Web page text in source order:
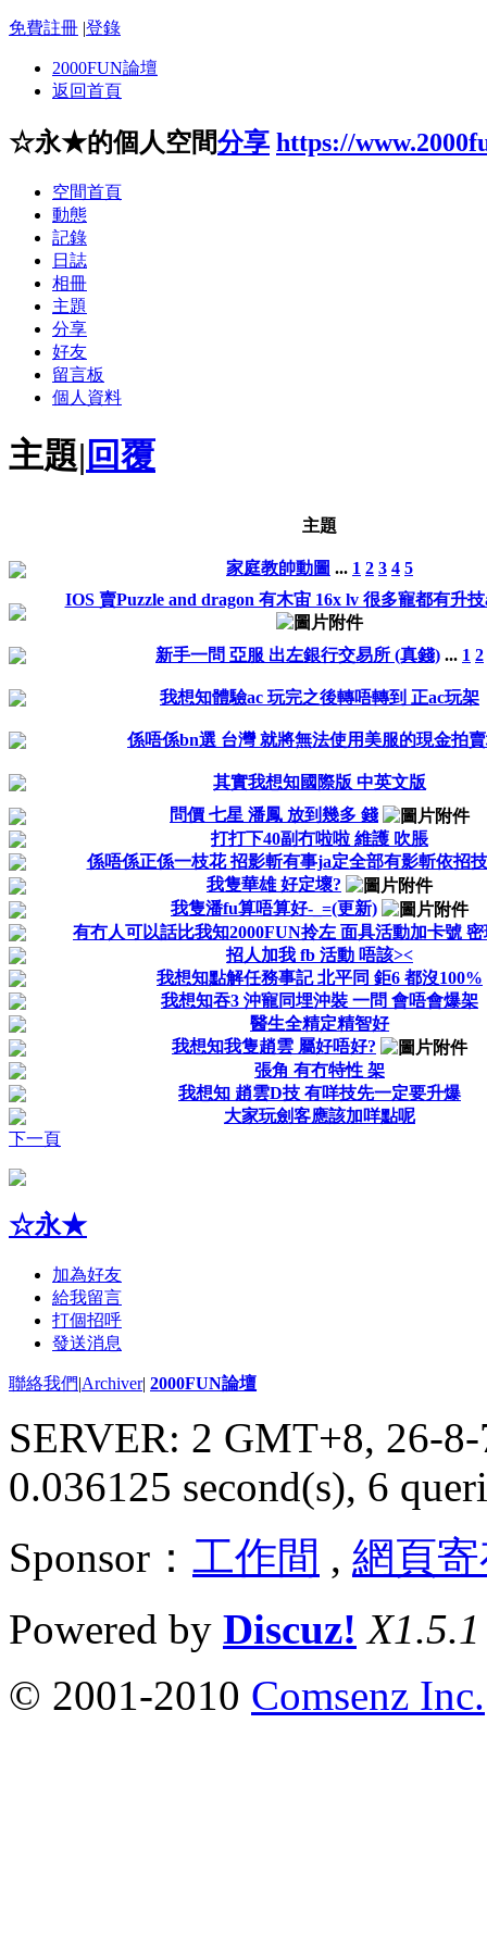
免費註冊 |登錄
2000FUN論壇
返回首頁
☆永★的個人空間分享 https://
空間首頁
動態
記錄
日誌
相冊
主題
分享
好友
留言板
個人資料
主題| 回覆
主題
家庭教帥動圖 ... 1 2 3 4 5
IOS 賣Puzzle and dragon 有木宙 16x lv 很多寵都有升
新手一問 亞服 出左銀行交易所 (真錢) ... 1 2
我想知體驗ac 玩完之後轉唔轉到 正ac玩架
係唔係bn選 台灣 就將無法使用美服的現金拍
其實我想知國際版 中英文版
問價 七星 潘鳳 放到幾多 錢
打打下40副冇啦啦 維護 吹脹
係唔係正係一枝花 招影斬有事ja定全部有影斬依招
我隻華雄 好定壞?
我隻潘fu算唔算好-_=(更新)
有冇人可以話比我知2000FUN拎左 面具活動加卡號
招人加我 fb 活動 唔該><
我想知點解任務事記 北平同 鉅6 都沒100%
我想知吞3 沖寵同埋沖裝 一問 會唔會爆架
醫生全精定精智好
我想知我隻趙雲 屬好唔好?
張角 有冇特性 架
我想知 趙雲D技 有咩技先一定要升爆
大家玩劍客應該加咩點呢
下一頁
☆永★
加為好友
給我留言
打個招呼
發送消息
聯絡我們|Archiver| 2000FUN論壇
SERVER: 2 GMT+8, 26-
0.036125 second(s), 6
Sponsor： 工作間 , 網頁
Powered by Discuz! X1.5.1
© 2001-2010 Comsenz Inc.